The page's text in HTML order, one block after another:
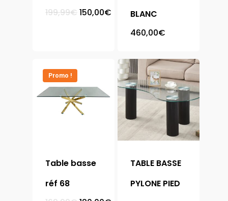
199,99€Le
prix
150,00€
actuel
BLANC
460,00€
Promo !
Table basse
réf 68
TABLE BASSE
PYLONE PIED
Accueil
Meubles